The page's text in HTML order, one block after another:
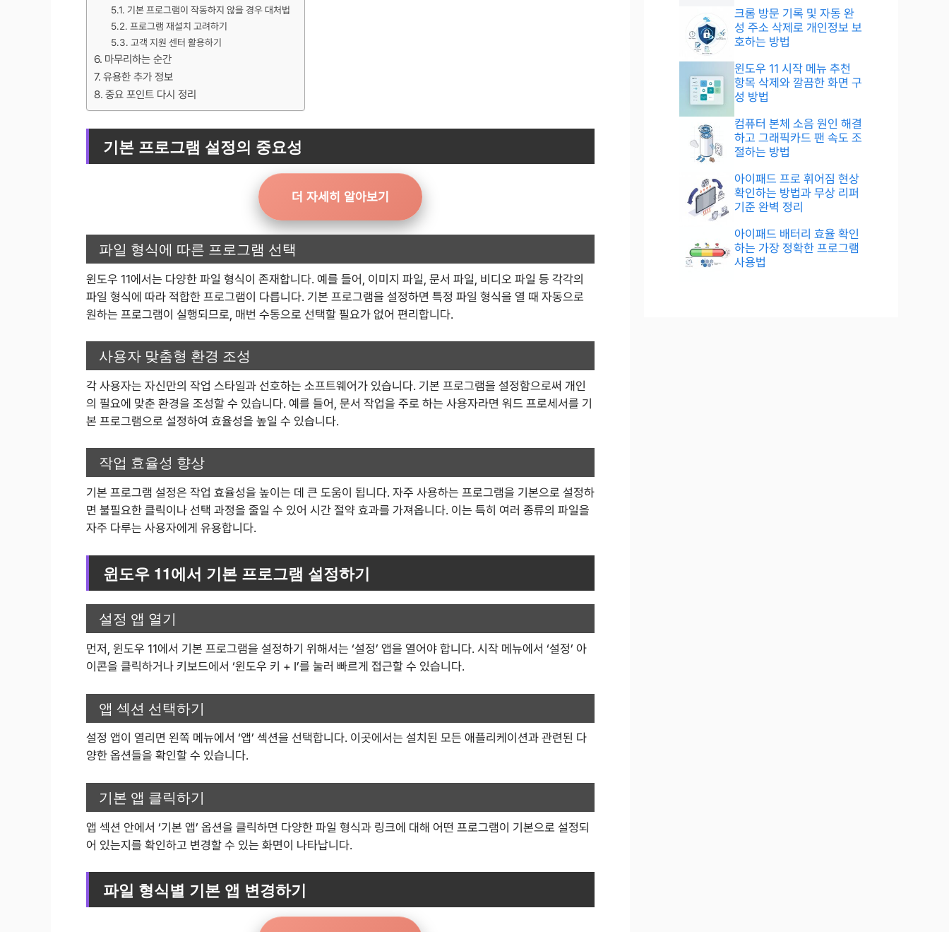
기본 프로그램이 작동하지 않을 경우 대처법
프로그램 재설치 고려하기
고객 지원 센터 활용하기
마무리하는 순간
유용한 추가 정보
중요 포인트 다시 정리
기본 프로그램 설정의 중요성
더 자세히 알아보기
파일 형식에 따른 프로그램 선택
윈도우 11에서는 다양한 파일 형식이 존재합니다. 예를 들어, 이미지 파일, 문서 파일, 비디오 파일 등 각각의
파일 형식에 따라 적합한 프로그램이 다릅니다. 기본 프로그램을 설정하면 특정 파일 형식을 열 때 자동으로
원하는 프로그램이 실행되므로, 매번 수동으로 선택할 필요가 없어 편리합니다.
사용자 맞춤형 환경 조성
각 사용자는 자신만의 작업 스타일과 선호하는 소프트웨어가 있습니다. 기본 프로그램을 설정함으로써 개인
의 필요에 맞춘 환경을 조성할 수 있습니다. 예를 들어, 문서 작업을 주로 하는 사용자라면 워드 프로세서를 기
본 프로그램으로 설정하여 효율성을 높일 수 있습니다.
작업 효율성 향상
기본 프로그램 설정은 작업 효율성을 높이는 데 큰 도움이 됩니다. 자주 사용하는 프로그램을 기본으로 설정하
면 불필요한 클릭이나 선택 과정을 줄일 수 있어 시간 절약 효과를 가져옵니다. 이는 특히 여러 종류의 파일을
자주 다루는 사용자에게 유용합니다.
윈도우 11에서 기본 프로그램 설정하기
설정 앱 열기
먼저, 윈도우 11에서 기본 프로그램을 설정하기 위해서는 ‘설정’ 앱을 열어야 합니다. 시작 메뉴에서 ‘설정’ 아
이콘을 클릭하거나 키보드에서 ‘윈도우 키 + I’를 눌러 빠르게 접근할 수 있습니다.
앱 섹션 선택하기
설정 앱이 열리면 왼쪽 메뉴에서 ‘앱’ 섹션을 선택합니다. 이곳에서는 설치된 모든 애플리케이션과 관련된 다
양한 옵션들을 확인할 수 있습니다.
기본 앱 클릭하기
앱 섹션 안에서 ‘기본 앱’ 옵션을 클릭하면 다양한 파일 형식과 링크에 대해 어떤 프로그램이 기본으로 설정되
어 있는지를 확인하고 변경할 수 있는 화면이 나타납니다.
파일 형식별 기본 앱 변경하기
크롬 방문 기록 및 자동 완
성 주소 삭제로 개인정보 보
호하는 방법
윈도우 11 시작 메뉴 추천
항목 삭제와 깔끔한 화면 구
성 방법
컴퓨터 본체 소음 원인 해결
하고 그래픽카드 팬 속도 조
절하는 방법
아이패드 프로 휘어짐 현상
확인하는 방법과 무상 리퍼
기준 완벽 정리
아이패드 배터리 효율 확인
하는 가장 정확한 프로그램
사용법